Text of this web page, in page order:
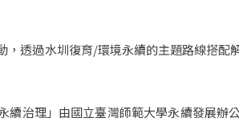
透過水圳復育/環境永續的主題路線搭
續治理」由國立臺灣師範大學永續發展辦